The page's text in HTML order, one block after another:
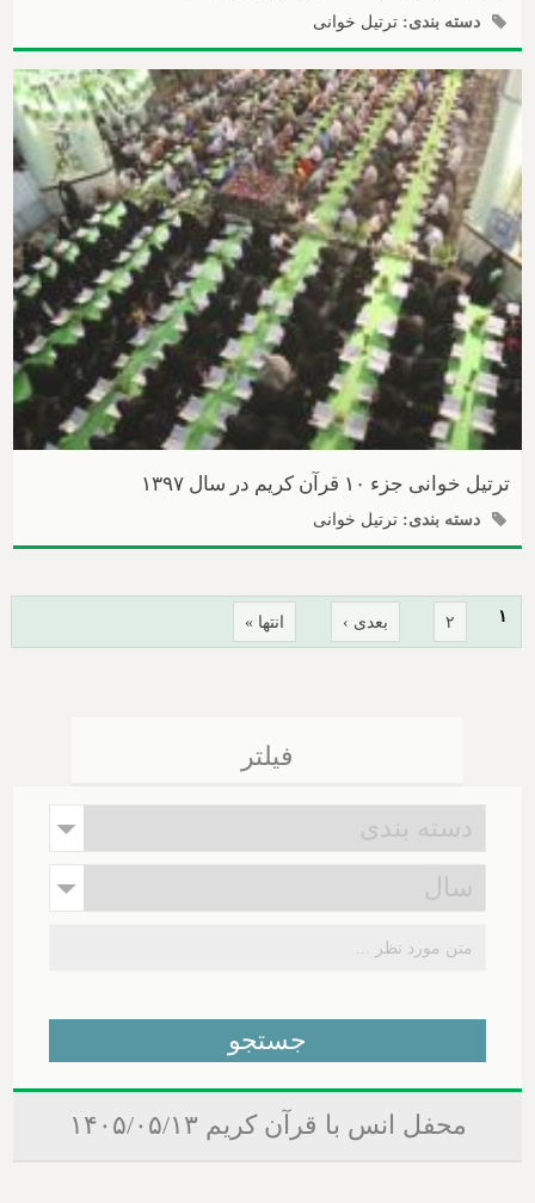
دسته بندی:ترتیل خوانی
ترتیل خوانی جزء ۱۰ قرآن کریم در سال ۱۳۹۷
دسته بندی:ترتیل خوانی
صفحه‌ها
۱ ۲ بعدی › انتها »
فیلتر
محفل انس با قرآن کریم ۱۴۰۵/۰۵/۱۳